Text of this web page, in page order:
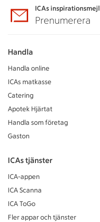
ICAs inspirationsmejl
Prenumerera
Handla
Handla online
ICAs matkasse
Catering
Apotek Hjärtat
Handla som företag
Gaston
ICAs tjänster
ICA-appen
ICA Scanna
ICA ToGo
Fler appar och tjänster